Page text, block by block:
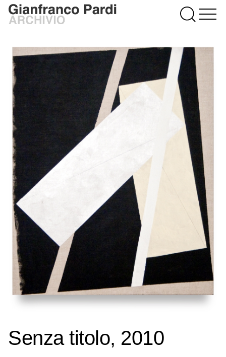
Senza titolo, 2010